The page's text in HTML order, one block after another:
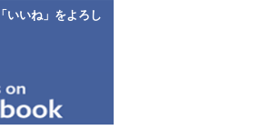
いね」をよろし